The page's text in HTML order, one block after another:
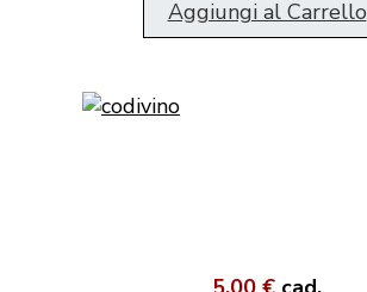
Aggiungi al Carrello